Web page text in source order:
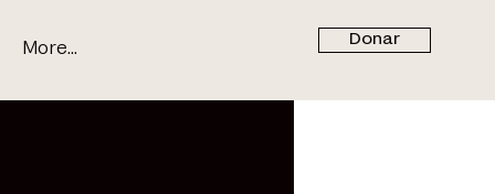
More...
Donar